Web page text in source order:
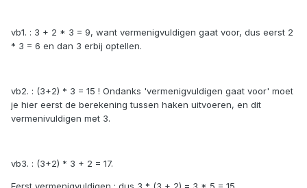
vb1. : 3 + 2 * 3 = 9, want vermenigvuldigen gaat voor, dus eerst 2
* 3 = 6 en dan 3 erbij optellen.
vb2. : (3+2) * 3 = 15 ! Ondanks 'vermenigvuldigen gaat voor' moet
je hier eerst de berekening tussen haken uitvoeren, en dit
vermenivuldigen met 3.
vb3. : (3+2) * 3 + 2 = 17.